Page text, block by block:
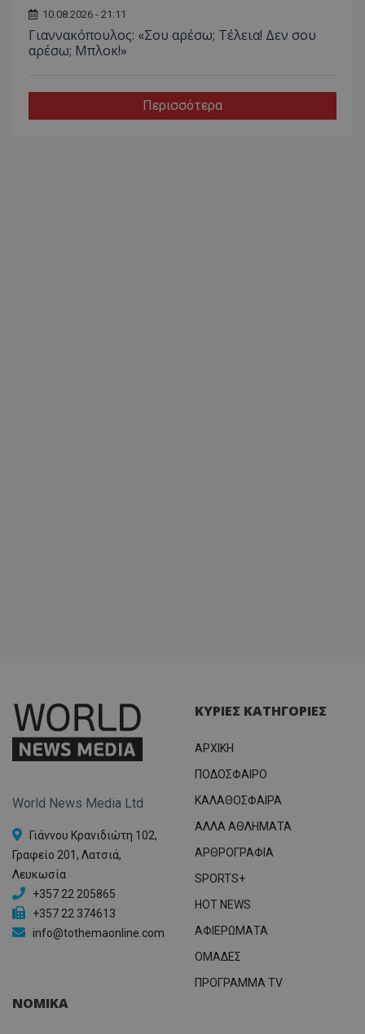
10.08.2026 - 21:11
Γιαννακόπουλος: «Σου αρέσω; Τέλεια! Δεν σου
αρέσω; Μπλοκ!»
Περισσότερα
World News Media Ltd
Γιάννου Κρανιδιώτη 102,
Γραφείο 201, Λατσιά,
Λευκωσία
+357 22 205865
+357 22 374613
info@tothemaonline.com
ΚΥΡΙΕΣ ΚΑΤΗΓΟΡΙΕΣ
ΑΡΧΙΚΗ
ΠΟΔΟΣΦΑΙΡΟ
ΚΑΛΑΘΟΣΦΑΙΡΑ
ΑΛΛΑ ΑΘΛΗΜΑΤΑ
ΑΡΘΡΟΓΡΑΦΙΑ
SPORTS+
HOT NEWS
ΑΦΙΕΡΩΜΑΤΑ
ΟΜΑΔΕΣ
ΠΡΟΓΡΑΜΜΑ TV
ΝΟΜΙΚΑ